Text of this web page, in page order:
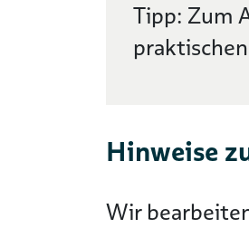
Tipp: Zum
Hinweise
Wir